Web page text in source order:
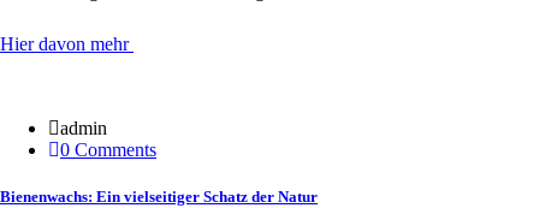
Hier davon mehr
admin
0 Comments
Bienenwachs: Ein vielseitiger Schatz der Natur